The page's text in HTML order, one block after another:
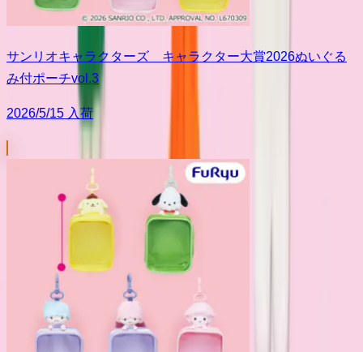
サンリオキャラクターズ キャラクター大賞2026ぬいぐる
み付ポーチvol.3
2026/5/15 入荷